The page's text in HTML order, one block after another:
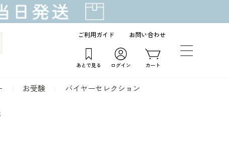
ご利用ガイド お問い合わせ
あとで見る ログイン カート
お受験 バイヤーセレクション